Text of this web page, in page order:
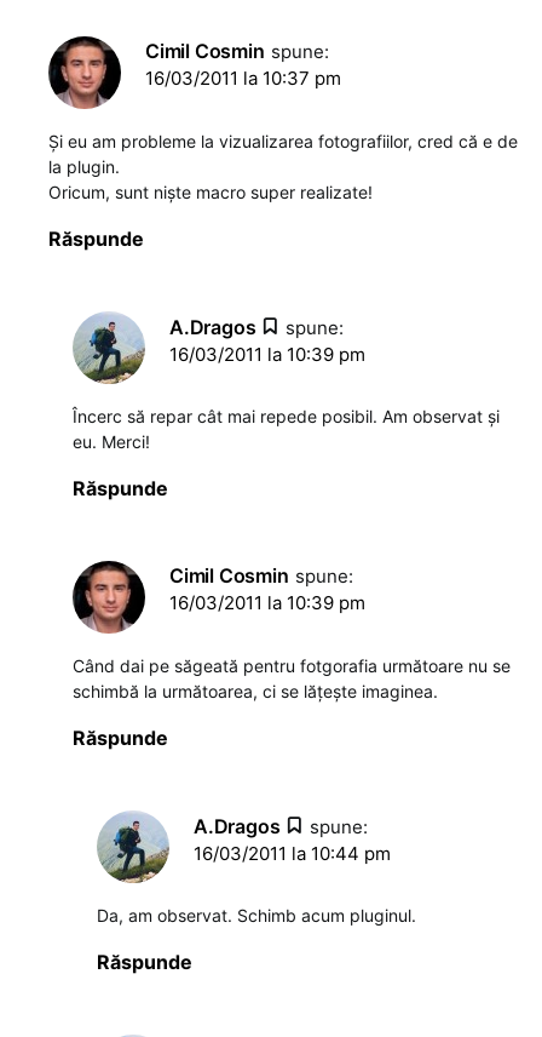
Cimil Cosmin spune:
16/03/2011 la 10:37 pm
Și eu am probleme la vizualizarea fotografiilor, cred că e de
la plugin.
Oricum, sunt niște macro super realizate!
Răspunde
A.Dragos
spune:
16/03/2011 la 10:39 pm
Încerc să repar cât mai repede posibil. Am observat şi
eu. Merci!
Răspunde
Cimil Cosmin spune:
16/03/2011 la 10:39 pm
Când dai pe săgeată pentru fotgorafia următoare nu se
schimbă la următoarea, ci se lățește imaginea.
Răspunde
A.Dragos
spune:
16/03/2011 la 10:44 pm
Da, am observat. Schimb acum pluginul.
Răspunde